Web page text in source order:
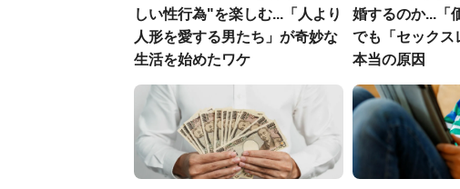
しい性行為"を楽しむ...「人より
人形を愛する男たち」が奇妙な
生活を始めたワケ
婚するのか...「
でも「セックス
本当の原因